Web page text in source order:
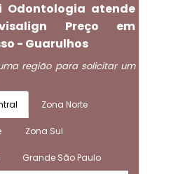
Odontologia atende
Preço em
- Guarulhos
região para solicitar um
Zona Norte
Zona Sul
Grande São Paulo